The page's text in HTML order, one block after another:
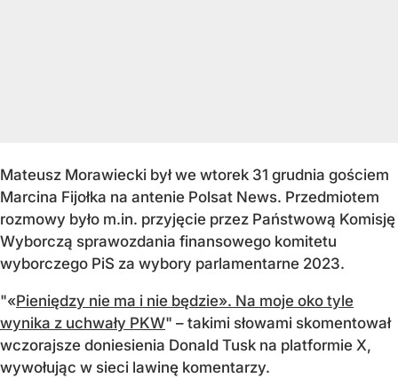
Mateusz Morawiecki był we wtorek 31 grudnia gościem
Marcina Fijołka na antenie Polsat News. Przedmiotem
rozmowy było m.in. przyjęcie przez Państwową Komisję
Wyborczą sprawozdania finansowego komitetu
wyborczego PiS za wybory parlamentarne 2023.
"«Pieniędzy nie ma i nie będzie». Na moje oko tyle
wynika z uchwały PKW" – takimi słowami skomentował
wczorajsze doniesienia Donald Tusk na platformie X,
wywołując w sieci lawinę komentarzy.